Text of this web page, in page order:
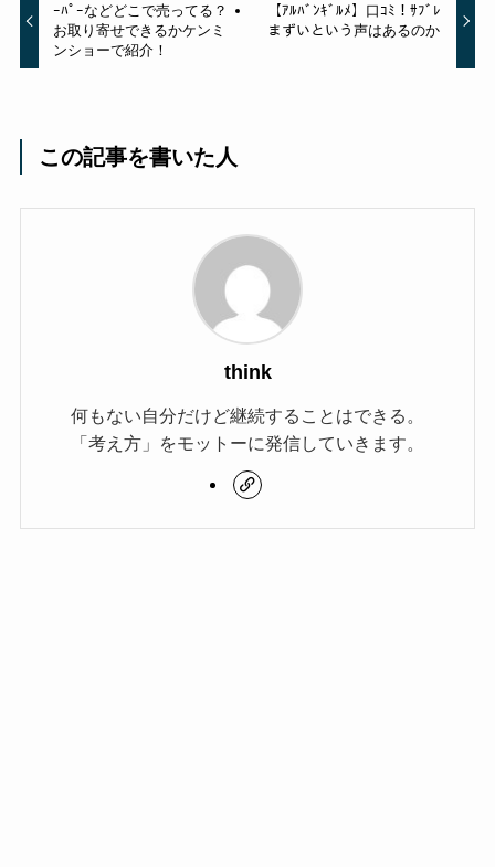
ｰﾊﾟｰなどどこで売ってる？
お取り寄せできるかケンミ
ンショーで紹介！
【ｱﾙﾊﾞﾝｷﾞﾙﾒ】口ｺﾐ！ｻﾌﾞﾚ
まずいという声はあるのか
この記事を書いた人
think
何もない自分だけど継続することはできる。
「考え方」をモットーに発信していきます。